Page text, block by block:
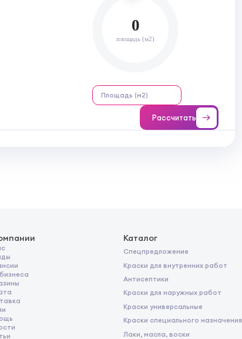
0
площадь (м2)
Рассчитать
Каталог
Спецпредложение
Краски для внутренних работ
Антисептики
Краски для наружных работ
Краски универсальные
Краски специального назначения
Лаки, масла, воски